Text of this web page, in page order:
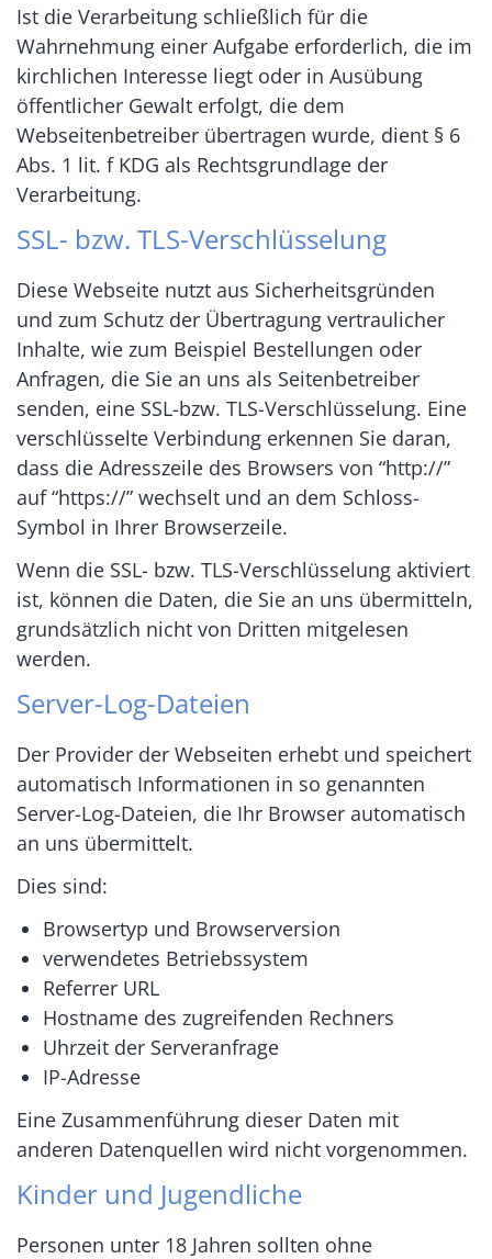
Ist die Verarbeitung schließlich für die
Wahrnehmung einer Aufgabe erforderlich, die im
kirchlichen Interesse liegt oder in Ausübung
öffentlicher Gewalt erfolgt, die dem
Webseitenbetreiber übertragen wurde, dient § 6
Abs. 1 lit. f KDG als Rechtsgrundlage der
Verarbeitung.
SSL- bzw. TLS-Verschlüsselung
Diese Webseite nutzt aus Sicherheitsgründen
und zum Schutz der Übertragung vertraulicher
Inhalte, wie zum Beispiel Bestellungen oder
Anfragen, die Sie an uns als Seitenbetreiber
senden, eine SSL-bzw. TLS-Verschlüsselung. Eine
verschlüsselte Verbindung erkennen Sie daran,
dass die Adresszeile des Browsers von “http://”
auf “https://” wechselt und an dem Schloss-
Symbol in Ihrer Browserzeile.
Wenn die SSL- bzw. TLS-Verschlüsselung aktiviert
ist, können die Daten, die Sie an uns übermitteln,
grundsätzlich nicht von Dritten mitgelesen
werden.
Server-Log-Dateien
Der Provider der Webseiten erhebt und speichert
automatisch Informationen in so genannten
Server-Log-Dateien, die Ihr Browser automatisch
an uns übermittelt.
Dies sind:
Browsertyp und Browserversion
verwendetes Betriebssystem
Referrer URL
Hostname des zugreifenden Rechners
Uhrzeit der Serveranfrage
IP-Adresse
Eine Zusammenführung dieser Daten mit
anderen Datenquellen wird nicht vorgenommen.
Kinder und Jugendliche
Personen unter 18 Jahren sollten ohne